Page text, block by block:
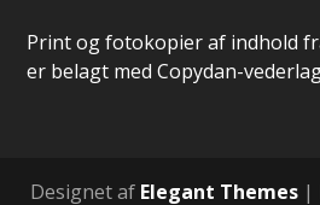
Print og fotokopier af indhold
er belagt med Copydan-
Designet af Elegant Themes |